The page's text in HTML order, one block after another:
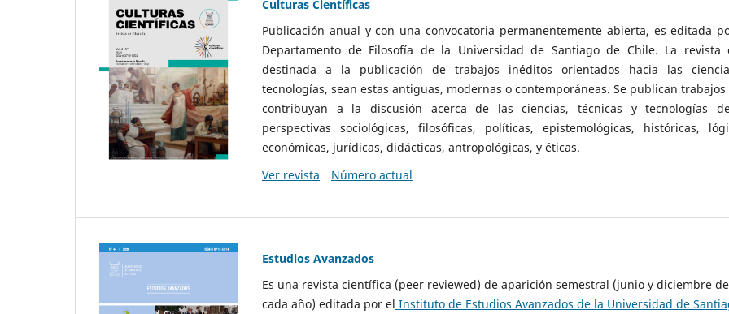
Culturas Científicas
Publicación anual y con una convocatoria permanentemente abierta, es editada
Departamento de Filosofía de la Universidad de Santiago de Chile. La revista
destinada a la publicación de trabajos inéditos orientados hacia las
tecnologías, sean estas antiguas, modernas o contemporáneas. Se publican
contribuyan a la discusión acerca de las ciencias, técnicas y tecnologías
perspectivas sociológicas, filosóficas, políticas, epistemológicas, históricas,
económicas, jurídicas, didácticas, antropológicas, y éticas.
Ver revista
Número actual
Estudios Avanzados
Es una revista científica (peer reviewed) de aparición semestral (junio y diciembre de
cada año) editada por el Instituto de Estudios Avanzados de la Universidad de